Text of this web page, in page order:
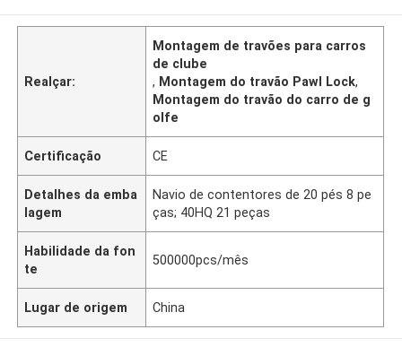
Realçar:
Montagem de travões para carros
de clube
, Montagem do travão Pawl Lock,
Montagem do travão do carro de g
olfe
Certificação CE
Detalhes da emba
lagem
Navio de contentores de 20 pés 8 pe
ças; 40HQ 21 peças
Habilidade da fon
te
500000pcs/mês
Lugar de origem China